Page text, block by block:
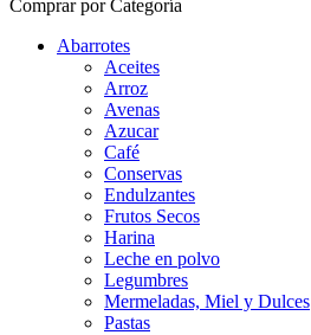
Comprar por Categoría
Abarrotes
Aceites
Arroz
Avenas
Azucar
Café
Conservas
Endulzantes
Frutos Secos
Harina
Leche en polvo
Legumbres
Mermeladas, Miel y Dulces
Pastas